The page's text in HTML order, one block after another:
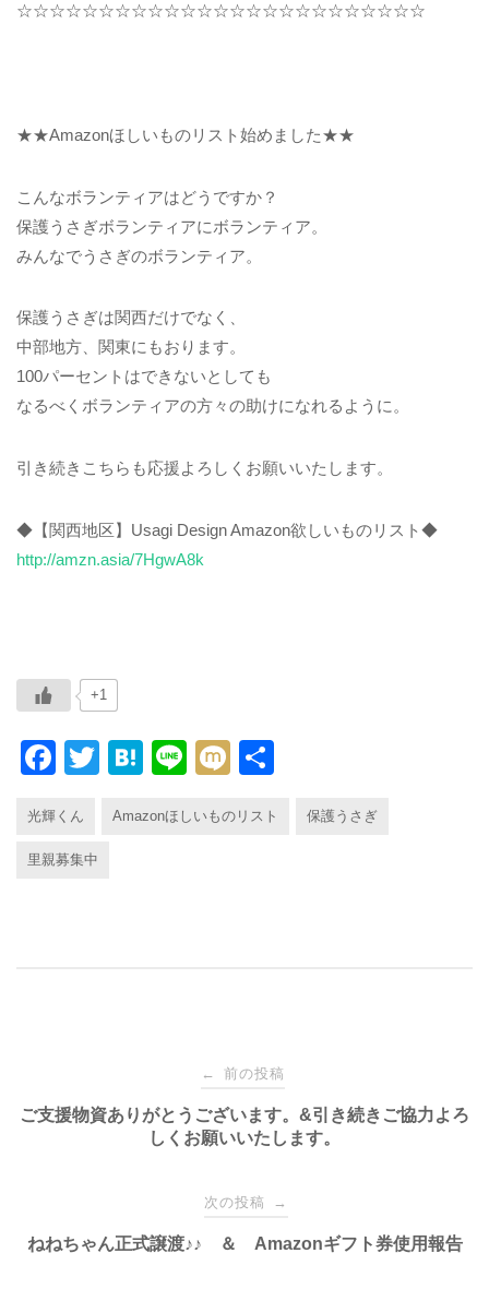
☆☆☆☆☆☆☆☆☆☆☆☆☆☆☆☆☆☆☆☆☆☆☆☆☆
★★Amazonほしいものリスト始めました★★
こんなボランティアはどうですか？
保護うさぎボランティアにボランティア。
みんなでうさぎのボランティア。
保護うさぎは関西だけでなく、
中部地方、関東にもおります。
100パーセントはできないとしても
なるべくボランティアの方々の助けになれるように。
引き続きこちらも応援よろしくお願いいたします。
◆【関西地区】Usagi Design Amazon欲しいものリスト◆
http://amzn.asia/7HgwA8k
+1
F
c
e
T
tt
H
e
Li
e
M
光輝くん Amazonほしいものリスト 保護うさぎ
里親募集中
稿
ビ
← 前の投稿
ご支援物資ありがとうございます。&引き続きご協力よろ
しくお願いいたします。
次の投稿 →
ねねちゃん正式譲渡♪♪ ＆ Amazonギフト券使用報告